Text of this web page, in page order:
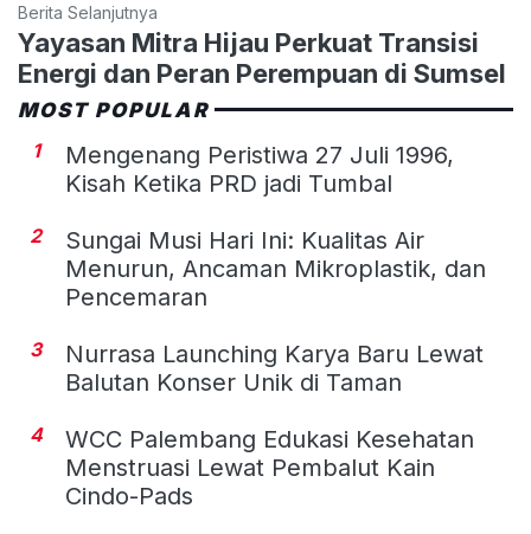
Berita Selanjutnya
Yayasan Mitra Hijau Perkuat Transisi
Energi dan Peran Perempuan di Sumsel
MOST POPULAR
1
Mengenang Peristiwa 27 Juli 1996,
Kisah Ketika PRD jadi Tumbal
2
Sungai Musi Hari Ini: Kualitas Air
Menurun, Ancaman Mikroplastik, dan
Pencemaran
3
Nurrasa Launching Karya Baru Lewat
Balutan Konser Unik di Taman
4
WCC Palembang Edukasi Kesehatan
Menstruasi Lewat Pembalut Kain
Cindo-Pads